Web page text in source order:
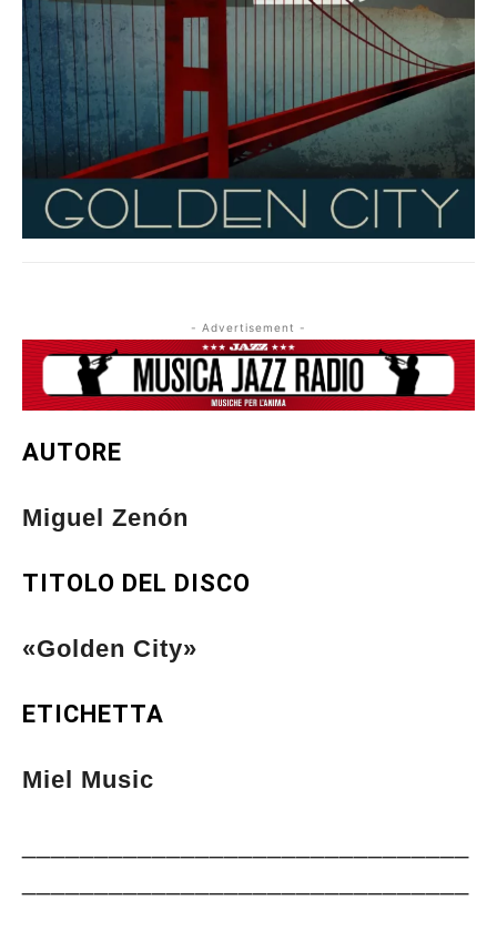
- Advertisement -
AUTORE
Miguel Zenón
TITOLO DEL DISCO
«Golden City»
ETICHETTA
Miel Music